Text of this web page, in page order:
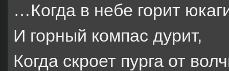
…Когда в небе горит
И горный компас дурит,
Когда скроет пурга от